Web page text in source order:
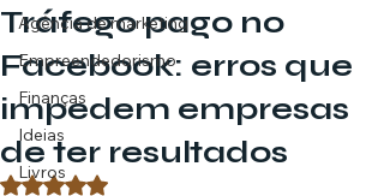
Agência de marketing
Empreendedorismo
Finanças
Ideias
Livros
Tráfego pago no
Facebook: erros que
impedem empresas
de ter resultados
Avaliado com NaN de 5 estrelas.